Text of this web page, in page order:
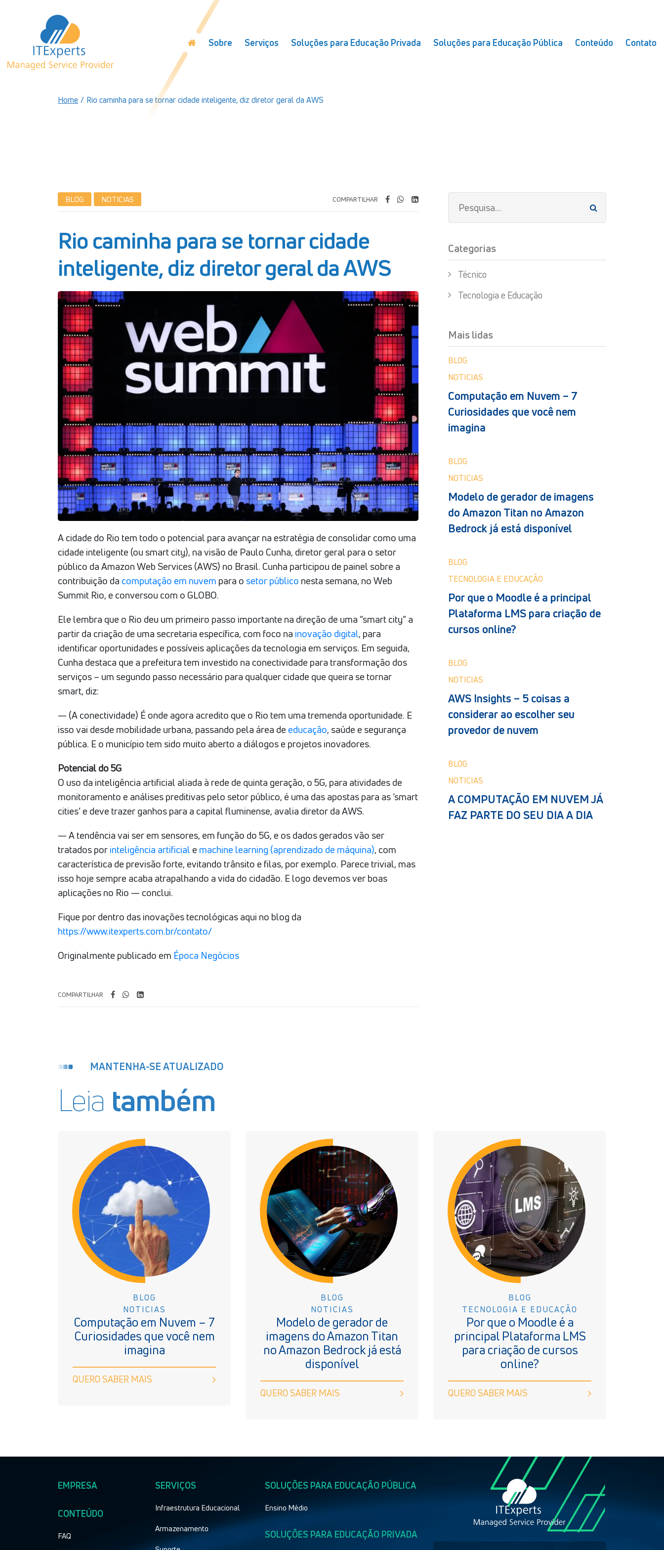
Sobre Serviços Soluções para Educação Privada Soluções para Educação Pública Conteúdo Contato
Home / Rio caminha para se tornar cidade inteligente, diz diretor geral da AWS
BLOG NOTICIAS COMPARTILHAR
Rio caminha para se tornar cidade
inteligente, diz diretor geral da AWS
A cidade do Rio tem todo o potencial para avançar na estratégia de consolidar como uma
cidade inteligente (ou smart city), na visão de Paulo Cunha, diretor geral para o setor
público da Amazon Web Services (AWS) no Brasil. Cunha participou de painel sobre a
contribuição da computação em nuvem para o setor público nesta semana, no Web
Summit Rio, e conversou com o GLOBO.
Ele lembra que o Rio deu um primeiro passo importante na direção de uma “smart city” a
partir da criação de uma secretaria específica, com foco na inovação digital, para
identificar oportunidades e possíveis aplicações da tecnologia em serviços. Em seguida,
Cunha destaca que a prefeitura tem investido na conectividade para transformação dos
serviços – um segundo passo necessário para qualquer cidade que queira se tornar
smart, diz:
— (A conectividade) É onde agora acredito que o Rio tem uma tremenda oportunidade. E
isso vai desde mobilidade urbana, passando pela área de educação, saúde e segurança
pública. E o município tem sido muito aberto a diálogos e projetos inovadores.
Potencial do 5G
O uso da inteligência artificial aliada à rede de quinta geração, o 5G, para atividades de
monitoramento e análises preditivas pelo setor público, é uma das apostas para as ‘smart
cities’ e deve trazer ganhos para a capital fluminense, avalia diretor da AWS.
— A tendência vai ser em sensores, em função do 5G, e os dados gerados vão ser
tratados porinteligência artificial e machine learning (aprendizado de máquina), com
característica de previsão forte, evitando trânsito e filas, por exemplo. Parece trivial, mas
isso hoje sempre acaba atrapalhando a vida do cidadão. E logo devemos ver boas
aplicações no Rio — conclui.
Fique por dentro das inovações tecnológicas aqui no blog da
https://www.itexperts.com.br/contato/
Originalmente publicado em Época Negócios
COMPARTILHAR
Categorias
Técnico
Tecnologia e Educação
Mais lidas
BLOG
NOTICIAS
Computação em Nuvem – 7
Curiosidades que você nem
imagina
BLOG
NOTICIAS
Modelo de gerador de imagens
do Amazon Titan no Amazon
Bedrock já está disponível
BLOG
TECNOLOGIA E EDUCAÇÃO
Por que o Moodle é a principal
Plataforma LMS para criação de
cursos online?
BLOG
NOTICIAS
AWS Insights – 5 coisas a
considerar ao escolher seu
provedor de nuvem
BLOG
NOTICIAS
A COMPUTAÇÃO EM NUVEM JÁ
FAZ PARTE DO SEU DIA A DIA
MANTENHA-SE ATUALIZADO
Leia também
BLOG
NOTICIAS
Computação em Nuvem – 7
Curiosidades que você nem
imagina
QUERO SABER MAIS
BLOG
NOTICIAS
Modelo de gerador de
imagens do Amazon Titan
no Amazon Bedrock já está
disponível
QUERO SABER MAIS
BLOG
TECNOLOGIA E EDUCAÇÃO
Por que o Moodle é a
principal Plataforma LMS
para criação de cursos
online?
QUERO SABER MAIS
EMPRESA
CONTEÚDO
FAQ
SERVIÇOS
Infraestrutura Educacional
Armazenamento
SOLUÇÕES PARA EDUCAÇÃO PÚBLICA
Ensino Médio
SOLUÇÕES PARA EDUCAÇÃO PRIVADA